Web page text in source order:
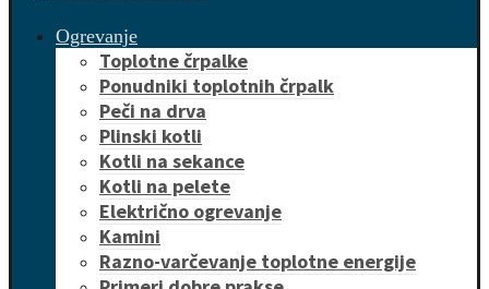
Ogrevanje
Toplotne črpalke
Ponudniki toplotnih črpalk
Peči na drva
Plinski kotli
Kotli na sekance
Kotli na pelete
Električno ogrevanje
Kamini
Razno-varčevanje toplotne energije